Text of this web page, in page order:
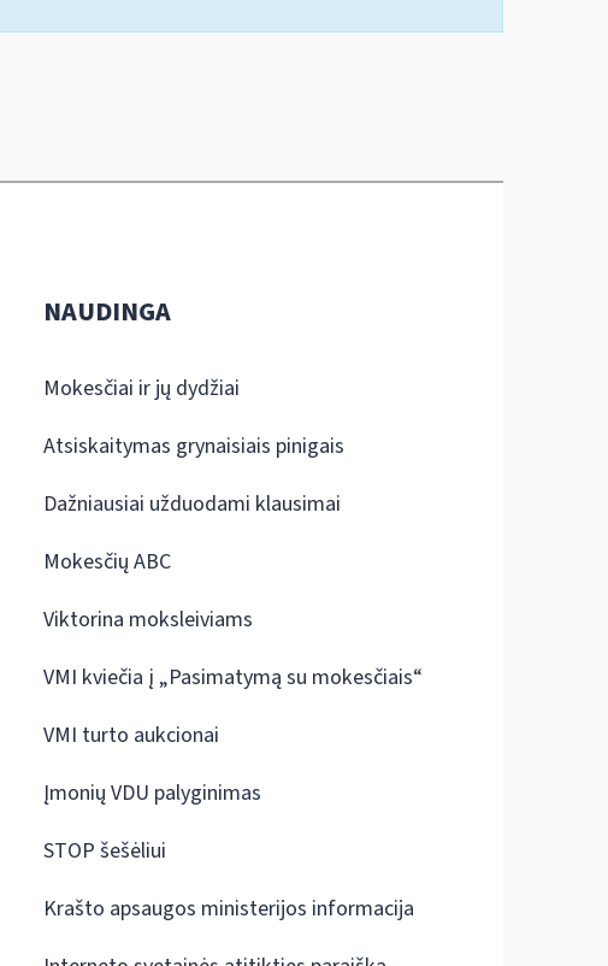
NAUDINGA
Mokesčiai ir jų dydžiai
Atsiskaitymas grynaisiais pinigais
Dažniausiai užduodami klausimai
Mokesčių ABC
Viktorina moksleiviams
VMI kviečia į „Pasimatymą su mokesčiais“
VMI turto aukcionai
Įmonių VDU palyginimas
STOP šešėliui
Krašto apsaugos ministerijos informacija